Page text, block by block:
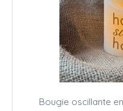
Bougie oscillante